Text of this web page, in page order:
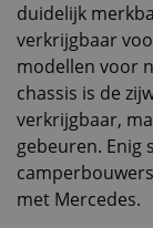
duidelijk
verkrijgbaar
modellen voor
chassis is de
verkrijgbaar,
gebeuren. Enig
met Mercedes.